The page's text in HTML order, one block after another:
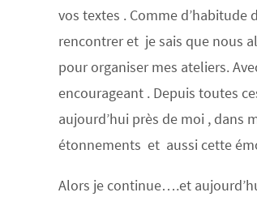
vos textes . Comme d’habitude
rencontrer et je sais que nous
pour organiser mes ateliers.
encourageant . Depuis toutes
aujourd’hui près de moi , dans
étonnements et aussi cette
Alors je continue….et